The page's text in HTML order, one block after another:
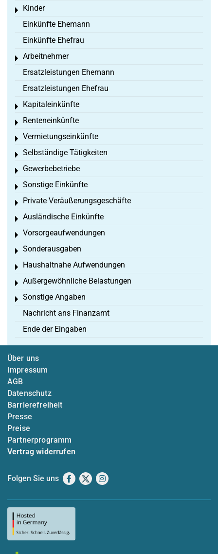
Kinder
Toggle menu
Einkünfte Ehemann
Einkünfte Ehefrau
Arbeitnehmer
Toggle menu
Ersatzleistungen Ehemann
Ersatzleistungen Ehefrau
Kapitaleinkünfte
Toggle menu
Renteneinkünfte
Toggle menu
Vermietungseinkünfte
Toggle menu
Selbständige Tätigkeiten
Toggle menu
Gewerbebetriebe
Toggle menu
Sonstige Einkünfte
Toggle menu
Private Veräußerungsgeschäfte
Toggle menu
Ausländische Einkünfte
Toggle menu
Vorsorgeaufwendungen
Toggle menu
Sonderausgaben
Toggle menu
Haushaltnahe Aufwendungen
Toggle menu
Außergewöhnliche Belastungen
Toggle menu
Sonstige Angaben
Toggle menu
Nachricht ans Finanzamt
Ende der Eingaben
Über uns
Impressum
AGB
Datenschutz
Barrierefreiheit
Presse
Preise
Partnerprogramm
Vertrag widerrufen
Folgen Sie uns Facebook
X Instagram